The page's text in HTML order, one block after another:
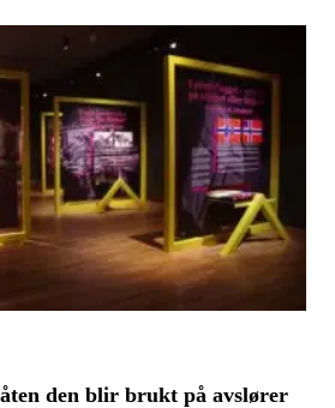
den blir brukt på avslører